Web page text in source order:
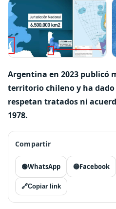
Argentina en 2023 publicó
territorio chileno y ha
respetan tratados ni
1978.
Compartir
🟢WhatsApp 🔵Facebook
🔗Copiar link